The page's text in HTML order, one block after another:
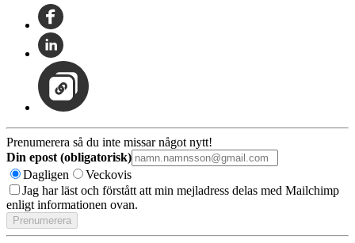
Prenumerera så du inte missar något nytt!
Din epost (obligatorisk)
Dagligen
Veckovis
Jag har läst och förstått att min mejladress delas med Mailchimp
enligt informationen ovan.